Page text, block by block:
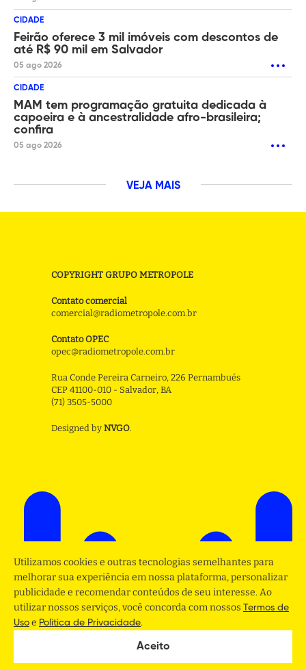
CIDADE
Feirão oferece 3 mil imóveis com descontos de
até R$ 90 mil em Salvador
05 ago 2026
CIDADE
MAM tem programação gratuita dedicada à
capoeira e à ancestralidade afro-brasileira;
confira
05 ago 2026
VEJA MAIS
COPYRIGHT GRUPO METROPOLE
Contato comercial
comercial@radiometropole.com.br
Contato OPEC
opec@radiometropole.com.br
Rua Conde Pereira Carneiro, 226 Pernambués
CEP 41100-010 - Salvador, BA
(71) 3505-5000
Designed by NVGO.
Utilizamos cookies e outras tecnologias semelhantes para
melhorar sua experiência em nossa plataforma, personalizar
publicidade e recomendar conteúdos de seu interesse. Ao
utilizar nossos serviços, você concorda com nossos Termos de
Uso e Politica de Privacidade.
Aceito